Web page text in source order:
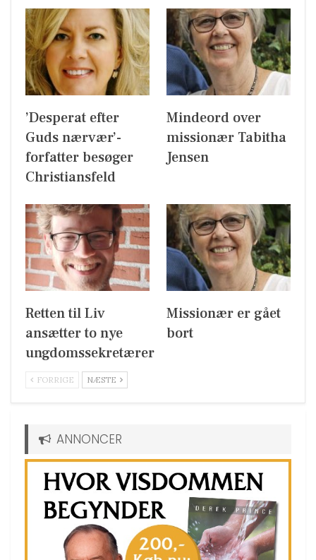
’Desperat efter
Guds nærvær’-
forfatter besøger
Christiansfeld
Mindeord over
missionær Tabitha
Jensen
Retten til Liv
ansætter to nye
ungdomssekretærer
Missionær er gået
bort
FORRIGE NÆSTE
ANNONCER